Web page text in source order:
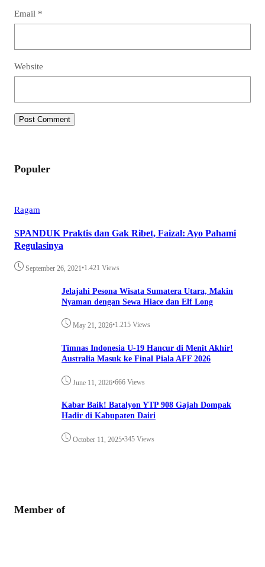
Email *
Website
Populer
Ragam
SPANDUK Praktis dan Gak Ribet, Faizal: Ayo Pahami
Regulasinya
September 26, 2021•1.421 Views
Jelajahi Pesona Wisata Sumatera Utara, Makin
Nyaman dengan Sewa Hiace dan Elf Long
May 21, 2026•1.215 Views
Timnas Indonesia U-19 Hancur di Menit Akhir!
Australia Masuk ke Final Piala AFF 2026
June 11, 2026•666 Views
Kabar Baik! Batalyon YTP 908 Gajah Dompak
Hadir di Kabupaten Dairi
October 11, 2025•345 Views
Member of